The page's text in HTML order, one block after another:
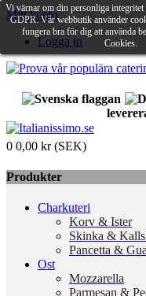
Mitt konto
Logga in
0 0,00 kr (SEK)
Produkter
Charkuteri
Korv & Ister
Skinka &
Pancetta &
Ost
Mozzarella
Parmesan &
Vi värnar om din personliga
GDPR. Vår webbutik använder
fungera bra för dig att använda
Cookies.